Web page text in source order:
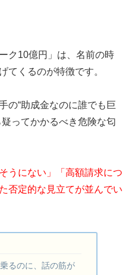
ク10億円」は、名前の時
てくるのが特徴です。
の“助成金なのに誰でも巨
ってかかるべき危険な匂
うにない」「高額請求につ
否定的な見立てが並んでい
るのに、話の筋が